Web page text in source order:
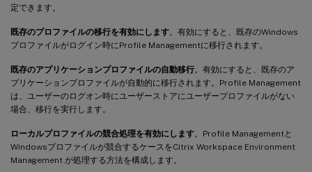
定できます。
既存のプロファイルの移行を有効にします。有効にすると、既存のWindows
プロファイルがログイン時にProfile Managementに移行されます。
既存のアプリケーションプロファイルの自動移行。有効にすると、既存のア
プリケーションプロファイルが自動的に移行されます。Profile Management
は、ユーザーのログオン時にユーザーストアにユーザープロファイルがない
場合、移行を実行します。
ローカルプロファイルの競合処理を有効にします。Profile Managementと
Windowsプロファイルが競合するケースをCitrix Workspace Environment
Management が処理する方法を構成します。